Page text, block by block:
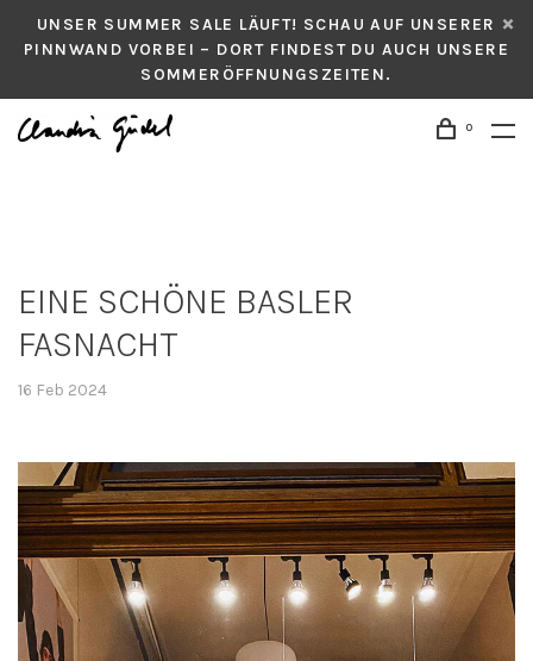
UNSER SUMMER SALE LÄUFT! SCHAU AUF UNSERER
PINNWAND VORBEI – DORT FINDEST DU AUCH UNSERE
SOMMERÖFFNUNGSZEITEN.
0
EINE SCHÖNE BASLER
FASNACHT
16 Feb 2024